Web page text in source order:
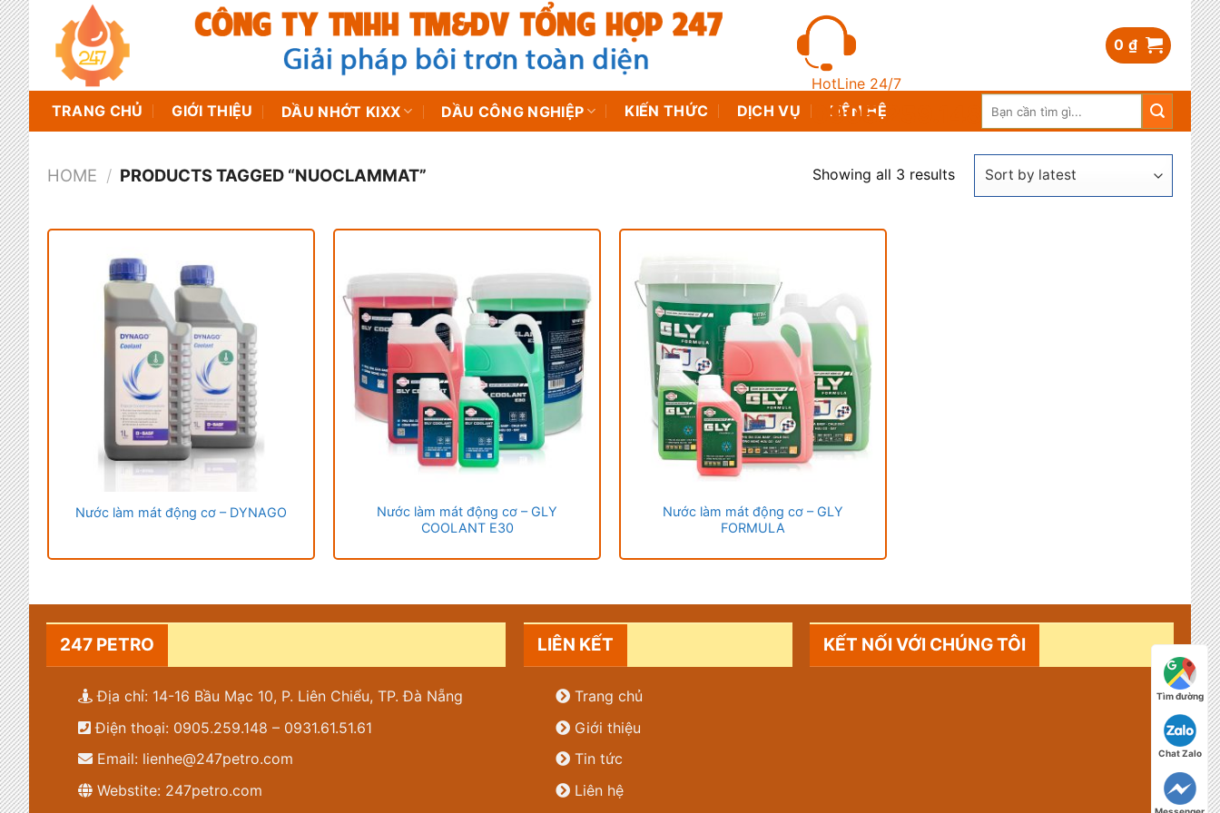
Chuyển
đến
nội
dung
HotLine 24/7
0905.259.148
0 ₫
TRANG CHỦ GIỚI THIỆU DẦU NHỚT KIXX DẦU CÔNG NGHIỆP KIẾN THỨC DỊCH VỤ LIÊN HỆ
for:
HOME / PRODUCTS TAGGED “NUOCLAMMAT” Showing all 3 results
Nước làm mát động cơ – DYNAGO
Nước làm mát động cơ – GLY
COOLANT E30
Nước làm mát động cơ – GLY
FORMULA
247 PETRO
Địa chỉ: 14-16 Bầu Mạc 10, P. Liên Chiểu, TP. Đà Nẵng
Điện thoại: 0905.259.148 – 0931.61.51.61
Email: lienhe@247petro.com
Webstite: 247petro.com
LIÊN KẾT
Trang chủ
Giới thiệu
Tin tức
Liên hệ
KẾT NỐI VỚI CHÚNG TÔI
Tìm đường
Chat Zalo